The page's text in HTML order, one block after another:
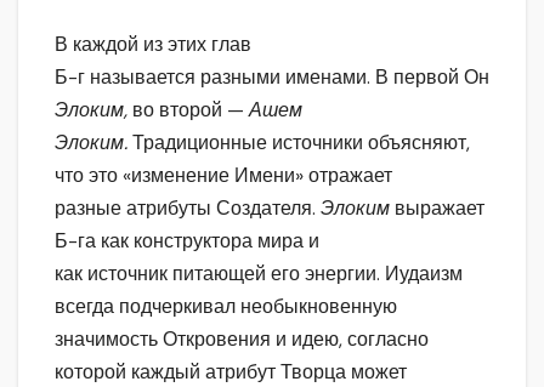
В каждой из этих глав
Б-г называется разными именами. В первой Он
Элоким, во второй —Ашем
Элоким.Традиционные источники объясняют,
что это «изменение Имени» отражает
разные атрибуты Создателя. Элоким выражает
Б-га как конструктора мира и
как источник питающей его энергии. Иудаизм
всегда подчеркивал необыкновенную
значимость Откровения и идею, согласно
которой каждый атрибут Творца может